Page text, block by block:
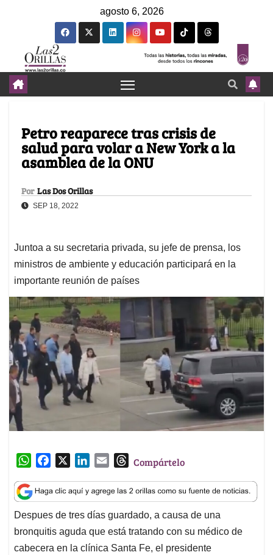
agosto 6, 2026
Petro reaparece tras crisis de
salud para volar a New York a la
asamblea de la ONU
Por Las Dos Orillas
SEP 18, 2022
Juntoa a su secretaria privada, su jefe de prensa, los
ministros de ambiente y educación participará en la
importante reunión de países
W
a
t
s
A
p
c
e
b
o
o
n
k
e
d
I
a
i
l
T
r
e
a
d
s
Compártelo
Despues de tres días guardado, a causa de una
bronquitis aguda que está tratando con su médico de
cabecera en la clínica Santa Fe, el presidente